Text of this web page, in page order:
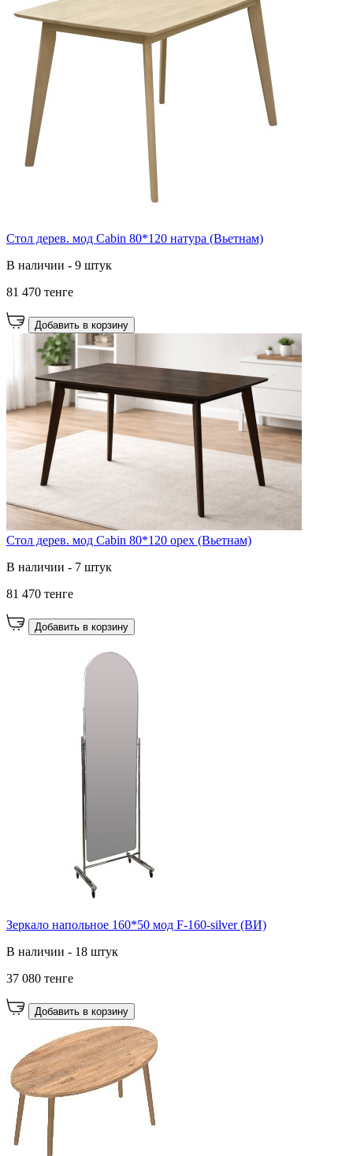
Стол дерев. мод Cabin 80*120 натура (Вьетнам)
В наличии - 9 штук
81 470 тенге
Добавить в корзину
Стол дерев. мод Cabin 80*120 орех (Вьетнам)
В наличии - 7 штук
81 470 тенге
Добавить в корзину
Зеркало напольное 160*50 мод F-160-silver (ВИ)
В наличии - 18 штук
37 080 тенге
Добавить в корзину